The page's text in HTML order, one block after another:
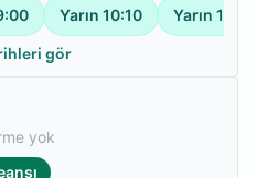
Yarın 10:10 Yarın 11:20
gör
yok